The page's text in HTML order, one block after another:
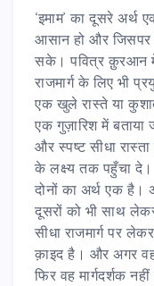
‘इमाम’ का दूसरे अर्थ
आसान हो और जिसपर
सके। पवित्र क़ुरआन
राजमार्ग के लिए भी
एक खुले रास्ते या
एक गुज़ारिश में
और स्पष्ट सीधा
के लक्ष्य तक पहुँचा दे।
दोनों का अर्थ एक है।
दूसरों को भी साथ
सीधा राजमार्ग पर
क़ाइद है। और अगर वह
फिर वह मार्गदर्शक